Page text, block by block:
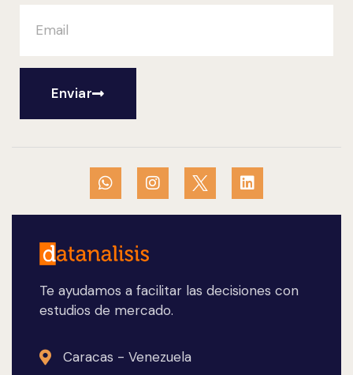
Te ayudamos a facilitar las decisiones con
estudios de mercado.
Caracas - Venezuela
Enviar